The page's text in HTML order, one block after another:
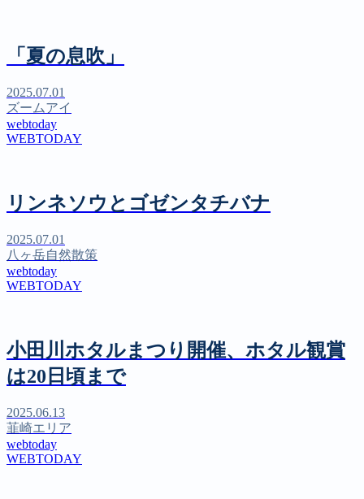
「夏の息吹」
2025.07.01
ズームアイ
webtoday
WEBTODAY
リンネソウとゴゼンタチバナ
2025.07.01
八ヶ岳自然散策
webtoday
WEBTODAY
小田川ホタルまつり開催、ホタル観賞
は20日頃まで
2025.06.13
韮崎エリア
webtoday
WEBTODAY